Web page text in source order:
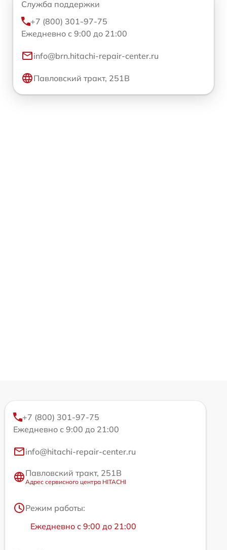
Служба поддержки
+7 (800) 301-97-75
Ежедневно с 9:00 до 21:00
info@brn.hitachi-repair-center.ru
Павловский тракт, 251В
+7 (800) 301-97-75
Ежедневно с 9:00 до 21:00
info@hitachi-repair-center.ru
Павловский тракт, 251В
Адрес сервисного центра HITACHI
Режим работы:
Ежедневно с 9:00 до 21:00